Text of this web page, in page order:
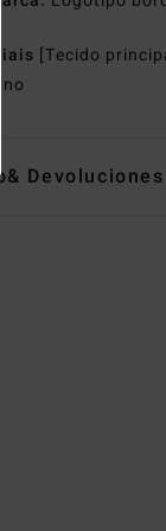
[Tecido
Devoluciones